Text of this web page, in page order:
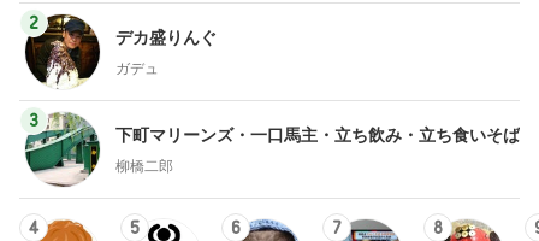
3
柳橋二郎
4
安くて美味し
い物が好き☆
彡
『やすたろ
う』的 食の
備忘録
道産子どすど
いもっちゃん
のブログ
こんちゃんの
ブログ